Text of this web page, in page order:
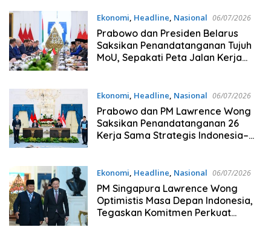
Ekonomi, Headline, Nasional 06/07/2026
Prabowo dan Presiden Belarus
Saksikan Penandatanganan Tujuh
MoU, Sepakati Peta Jalan Kerja
Ekonomi, Headline, Nasional 06/07/2026
Prabowo dan PM Lawrence Wong
Saksikan Penandatanganan 26
Kerja Sama Strategis Indonesia–
Ekonomi, Headline, Nasional 06/07/2026
PM Singapura Lawrence Wong
Optimistis Masa Depan Indonesia,
Tegaskan Komitmen Perkuat